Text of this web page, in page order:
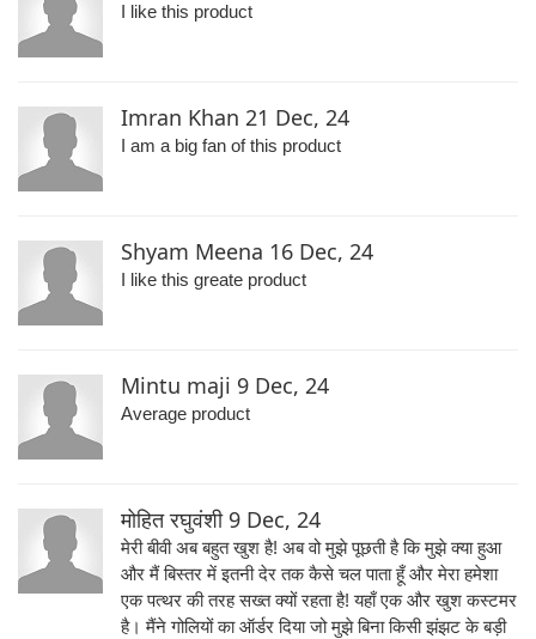
I like this product
Imran Khan 21 Dec, 24
I am a big fan of this product
Shyam Meena 16 Dec, 24
I like this greate product
Mintu maji 9 Dec, 24
Average product
मोहित रघुवंशी 9 Dec, 24
मेरी बीवी अब बहुत खुश है! अब वो मुझे पूछती है कि मुझे क्या हुआ
और मैं बिस्तर में इतनी देर तक कैसे चल पाता हूँ और मेरा हमेशा
एक पत्थर की तरह सख्त क्यों रहता है! यहाँ एक और खुश कस्टमर
है। मैंने गोलियों का ऑर्डर दिया जो मुझे बिना किसी झंझट के बड़ी